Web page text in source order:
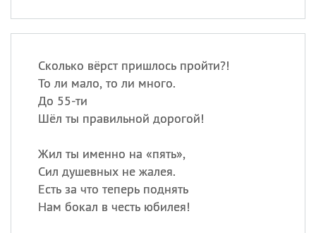
Сколько вёрст пришлось пройти?!
То ли мало, то ли много.
До 55-ти
Шёл ты правильной дорогой!
Жил ты именно на «пять»,
Сил душевных не жалея.
Есть за что теперь поднять
Нам бокал в честь юбилея!